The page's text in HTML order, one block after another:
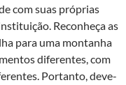
com suas próprias
Reconheça as
para uma montanha
diferentes, com
Portanto, deve-